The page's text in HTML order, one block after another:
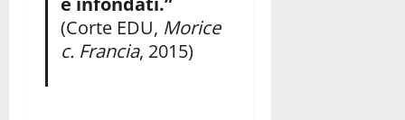
(Corte EDU, Morice
c. Francia, 2015)